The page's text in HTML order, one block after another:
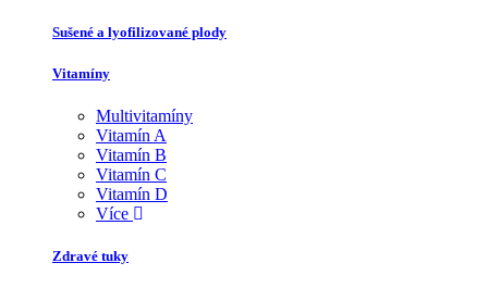
Sušené a lyofilizované plody
Vitamíny
Multivitamíny
Vitamín A
Vitamín B
Vitamín C
Vitamín D
Více
Zdravé tuky